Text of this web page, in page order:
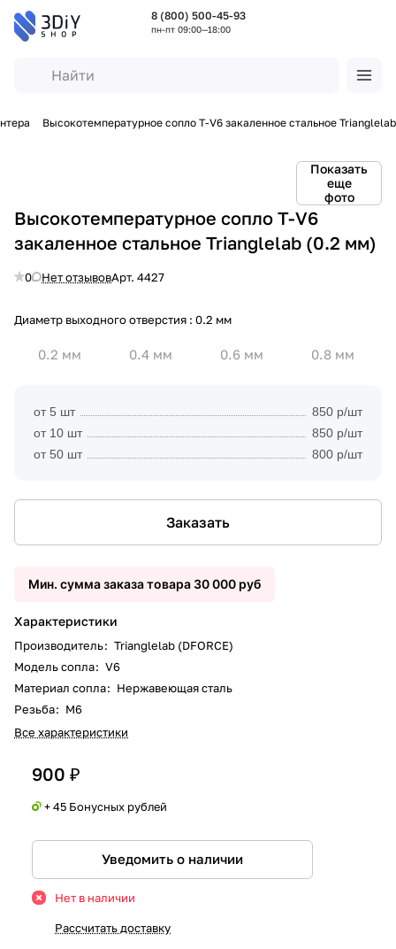
8 (800) 500-45-93
пн-пт 09:00—18:00
Высокотемпературное сопло T-V6 закаленное стальное Trianglelab
Показать
еще
фото
Высокотемпературное сопло T-V6
закаленное стальное Trianglelab (0.2 мм)
0 Нет отзывовАрт. 4427
Диаметр выходного отверстия : 0.2 мм
0.2 мм 0.4 мм 0.6 мм 0.8 мм
от 5 шт
850 р/шт
от 10 шт
850 р/шт
от 50 шт
800 р/шт
Заказать
Мин. сумма заказа товара 30 000 руб
Характеристики
Производитель: Trianglelab (DFORCE)
Модель сопла: V6
Материал сопла: Нержавеющая сталь
Резьба: M6
Все характеристики
900 ₽
+ 45 Бонусных рублей
Уведомить о наличии
Нет в наличии
Рассчитать доставку